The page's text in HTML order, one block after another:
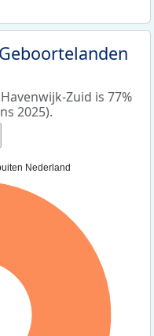
Zuid is 77%
2025).
Nederland